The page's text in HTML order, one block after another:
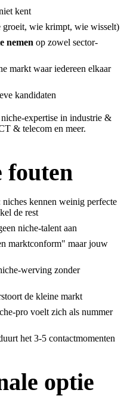
kent
groeit, wie krimpt, wie wisselt)
nemen op zowel sector-
markt waar iedereen elkaar
kandidaten
expertise in industrie &
& telecom en meer.
fouten
niches kennen weinig perfecte
de rest
niche-talent aan
marktconform" maar jouw
werving zonder
de kleine markt
pro voelt zich als nummer
het 3-5 contactmomenten
optie